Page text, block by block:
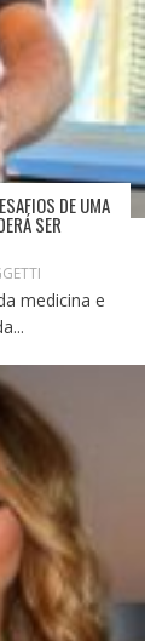
DE UMA
SER
medicina e